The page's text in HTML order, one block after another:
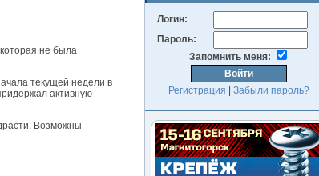
не была
текущей недели в
активную
Возможны
Логин:
Пароль:
Запомнить меня:
Регистрация Забыли пароль?